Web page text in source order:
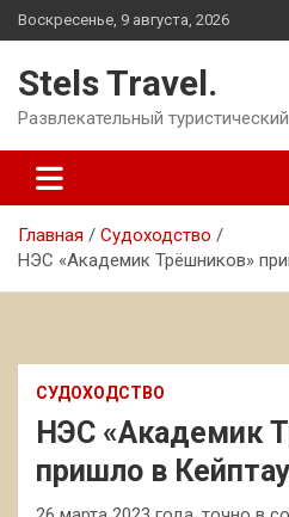
Перейти
к
Воскресенье, 9 августа, 2026
Stels Travel.
Развлекательный
Главная
Судоходство
НЭС «Академик Трёшников»
СУДОХОДСТВО
НЭС «Академик
пришло в